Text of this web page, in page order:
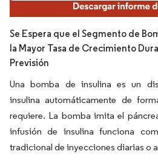
Se Espera que el Segmento de
la Mayor Tasa de Crecimiento
Previsión
Una bomba de insulina es un
insulina automáticamente de
requiere. La bomba imita el
infusión de insulina funciona
tradicional de inyecciones diarias o